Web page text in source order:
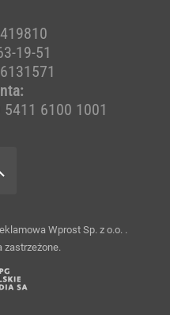
19-51
6100 1001
Wprost Sp. z o.o. .
zastrzeżone.